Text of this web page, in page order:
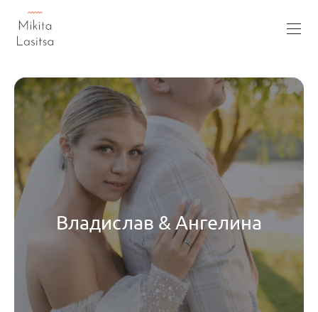
Владислав & Ангелина